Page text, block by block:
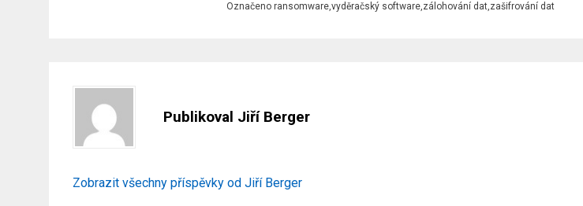
Označeno ransomware,vyděračský software,zálohování dat,zašifrování dat
Publikoval Jiří Berger
Zobrazit všechny příspěvky od Jiří Berger